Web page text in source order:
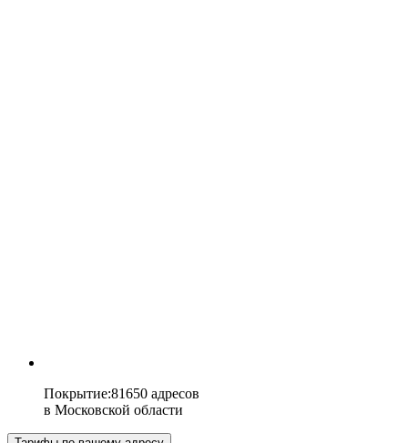
Покрытие:81650 адресов
в Московской области